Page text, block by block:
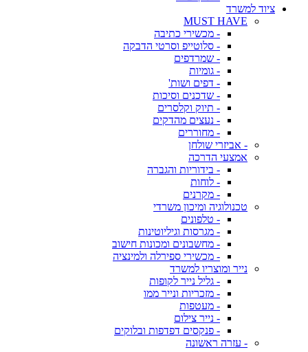
ציוד למשרד
MUST HAVE
- מכשירי כתיבה
- סלוטייפ וסרטי הדבקה
- שמרדפים
- גומיות
- דפים ושות'
- שדכנים וסיכות
- תיוק וקלסרים
- נעצים מהדקים
- מחוררים
- אביזרי שולחן
אמצעי הדרכה
- בידוריות והגברה
- לוחות
- מקרנים
טכנולוגיה ומיכון משרדי
- טלפונים
- מגרסות וגיליוטינות
- מחשבונים ומכונות חישוב
- מכשירי ספירלה ולמינציה
נייר ומוצריו למשרד
- גליל נייר לקופות
- מזכריות ונייר ממו
- מעטפות
- נייר צילום
- פנקסים דפדפות ובלוקים
- עזרה ראשונה